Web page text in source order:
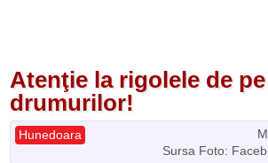
Atenţie la rigolele de
drumurilor!
Hunedoara
Sursa Foto: